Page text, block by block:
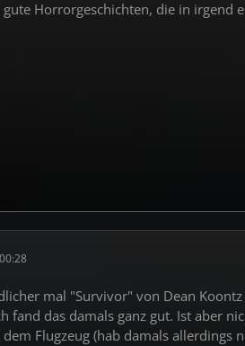
Horrorgeschichten, die in irgend
mal "Survivor" von Dean
fand das damals ganz gut. Ist aber
Flugzeug (hab damals allerdings